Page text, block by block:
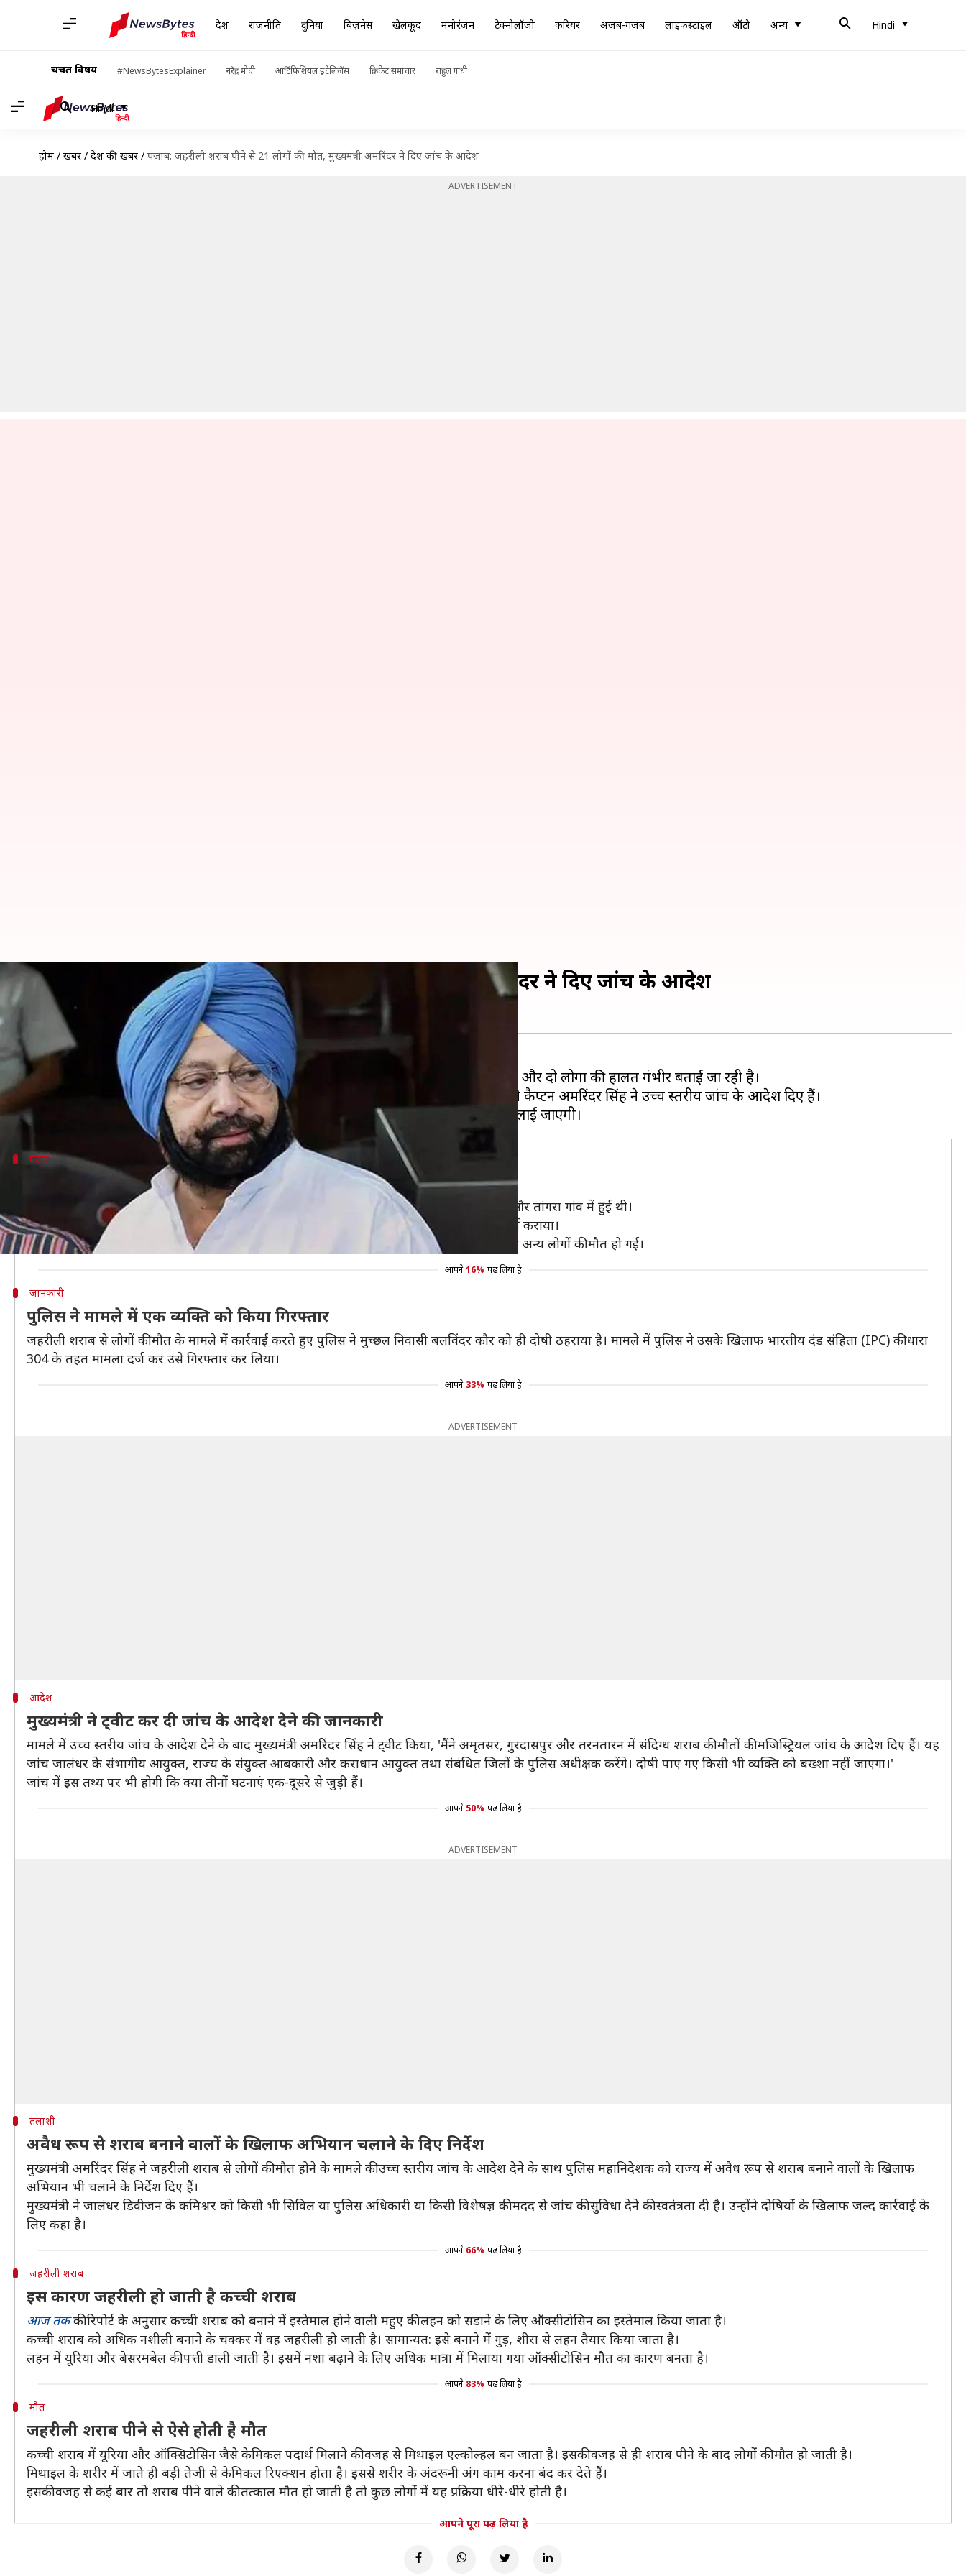
देश राजनीति दुनिया बिज़नेस खेलकूद मनोरंजन टेक्नोलॉजी करियर अजब-गजब लाइफस्टाइल ऑटो अन्य Hindi
चर्चित विषय #NewsBytesExplainer नरेंद्र मोदी आर्टिफिशियल इंटेलिजेंस क्रिकेट समाचार राहुल गांधी
Hindi
होम / खबरें / देश की खबरें / पंजाब: जहरीली शराब पीने से 21 लोगों की मौत, मुख्यमंत्री अमरिंदर ने दिए जांच के आदेश
ADVERTISEMENT
पंजाब: जहरीली शराब पीने से 21 लोगों की मौत, मुख्यमंत्री अमरिंदर ने दिए जांच के आदेश
लेखन भारत शर्मा 07:19 pm
क्या है खबर?
पंजाब के तीन जिलों में पिछले दिनों में जहरीली शराब पीने के कारण करीब 21 लोगों की मौत हो गई और दो लोगों की हालत गंभीर बताई जा रही है।
इसको लेकर लोगों में सरकार के खिलाफ गुस्सा भरा हुआ है। मामले को गंभीरता से लेते हुए मुख्यमंत्री कैप्टन अमरिंदर सिंह ने उच्च स्तरीय जांच के आदेश दिए हैं।
घटना
इन गांवों में हुई जहरीली शराब पीने से मौतें
की रिपोर्ट के अनुसार पुलिस ने बताया कि पहली मांच मौतें गत 29 जुलाई को अमृतसर के मुच्छल और तांगरा गांव में हुई थी।
30 जुलाई को मुच्छल में ही दो और लोगों की मौत हो गई तथा एक अन्य की गंभीर हालत में अस्पताल में भर्ती कराया।
इसके अलावा शुक्रवार को जहरीली शराब पीने से मुच्छल में चार, बटाला गांव में पांच तथा तरनतारन में चार अन्य लोगों की मौत हो गई।
आपने 16% पढ़ लिया है
जानकारी
पुलिस ने मामले में एक व्यक्ति को किया गिरफ्तार
जहरीली शराब से लोगों की मौत के मामले में कार्रवाई करते हुए पुलिस ने मुच्छल निवासी बलविंदर कौर को ही दोषी ठहराया है। मामले में पुलिस ने उसके खिलाफ भारतीय दंड संंहिता (IPC) की धारा
304 के तहत मामला दर्ज कर उसे गिरफ्तार कर लिया।
आपने 33% पढ़ लिया है
ADVERTISEMENT
आदेश
मुख्यमंत्री ने ट्वीट कर दी जांच के आदेश देने की जानकारी
मामले में उच्च स्तरीय जांच के आदेश देने के बाद मुख्यमंत्री अमरिंदर सिंह ने ट्वीट किया, 'मैंने अमृतसर, गुरदासपुर और तरनतारन में संदिग्ध शराब की मौतों की मजिस्ट्रियल जांच के आदेश दिए हैं। यह
जांच जालंधर के संभागीय आयुक्त, राज्य के संयुक्त आबकारी और कराधान आयुक्त तथा संबंधित जिलों के पुलिस अधीक्षक करेंगे। दोषी पाए गए किसी भी व्यक्ति को बख्शा नहीं जाएगा।'
जांच में इस तथ्य पर भी होगी कि क्या तीनों घटनाएं एक-दूसरे से जुड़ी हैं।
आपने 50% पढ़ लिया है
ADVERTISEMENT
तलाशी
अवैध रूप से शराब बनाने वालों के खिलाफ अभियान चलाने के दिए निर्देश
मुख्यमंत्री अमरिंदर सिंह ने जहरीली शराब से लोगों की मौत होने के मामले की उच्च स्तरीय जांच के आदेश देने के साथ पुलिस महानिदेशक को राज्य में अवैध रूप से शराब बनाने वालों के खिलाफ
अभियान भी चलाने के निर्देश दिए हैं।
मुख्यमंत्री ने जालंधर डिवीजन के कमिश्नर को किसी भी सिविल या पुलिस अधिकारी या किसी विशेषज्ञ की मदद से जांच की सुविधा देने की स्वतंत्रता दी है। उन्होंने दोषियों के खिलाफ जल्द कार्रवाई के
लिए कहा है।
आपने 66% पढ़ लिया है
जहरीली शराब
इस कारण जहरीली हो जाती है कच्ची शराब
आज तककी रिपोर्ट के अनुसार कच्ची शराब को बनाने में इस्तेमाल होने वाली महुए की लहन को सड़ाने के लिए ऑक्सीटोसिन का इस्तेमाल किया जाता है।
कच्ची शराब को अधिक नशीली बनाने के चक्कर में वह जहरीली हो जाती है। सामान्यत: इसे बनाने में गुड़, शीरा से लहन तैयार किया जाता है।
लहन में यूरिया और बेसरमबेल की पत्ती डाली जाती है। इसमें नशा बढ़ाने के लिए अधिक मात्रा में मिलाया गया ऑक्सीटोसिन मौत का कारण बनता है।
आपने 83% पढ़ लिया है
मौत
जहरीली शराब पीने से ऐसे होती है मौत
कच्ची शराब में यूरिया और ऑक्सिटोसिन जैसे केमिकल पदार्थ मिलाने की वजह से मिथाइल एल्कोल्हल बन जाता है। इसकी वजह से ही शराब पीने के बाद लोगों की मौत हो जाती है।
मिथाइल के शरीर में जाते ही बड़ी तेजी से केमि‍कल रि‍एक्‍शन होता है। इससे शरीर के अंदरूनी अंग काम करना बंद कर देते हैं।
इसकी वजह से कई बार तो शराब पीने वाले की तत्काल मौत हो जाती है तो कुछ लोगों में यह प्रक्रिया धीरे-धीरे होती है।
आपने पूरा पढ़ लिया है